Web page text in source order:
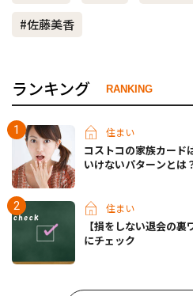
#佐藤美香
ランキング RANKING
住まい
コストコの家族カー
いけないパターンとは
住まい
【損をしない退会の
にチェック